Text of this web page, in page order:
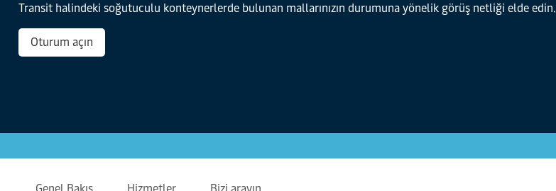
Transit halindeki soğutuculu konteynerlerde bulunan mallarınızın durumuna yönelik görüş netliği elde edin.
Oturum açın